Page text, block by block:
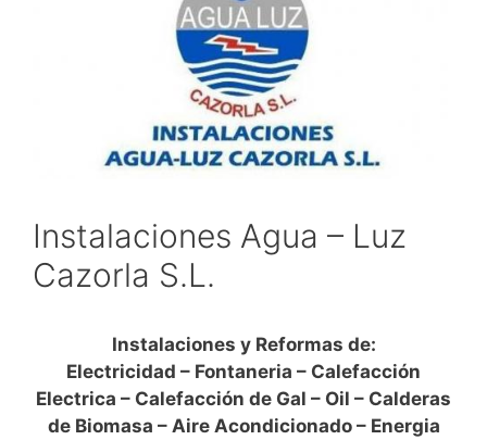
Instalaciones Agua – Luz
Cazorla S.L.
Instalaciones y Reformas de:
Electricidad – Fontaneria – Calefacción
Electrica – Calefacción de Gal – Oil – Calderas
de Biomasa – Aire Acondicionado – Energia